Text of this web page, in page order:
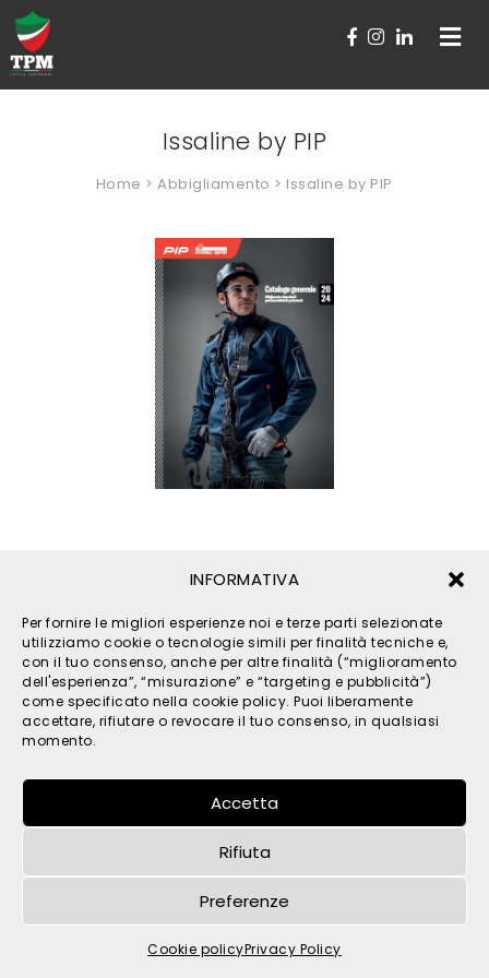
INFORMATIVA
Per fornire le migliori esperienze noi e terze parti selezionate
utilizziamo cookie o tecnologie simili per finalità tecniche e,
con il tuo consenso, anche per altre finalità (“miglioramento
dell'esperienza”, “misurazione” e “targeting e pubblicità”)
come specificato nella cookie policy. Puoi liberamente
accettare, rifiutare o revocare il tuo consenso, in qualsiasi
momento.
Accetta
Rifiuta
Preferenze
Cookie policyPrivacy Policy
Toggle
Issaline by PIP
Home >Abbigliamento > Issaline by PIP
© 2026 TPM s.r.l. - All Rights Reserved - C.F. e P. IVA
IT05121480262 -privacy-cookies- by